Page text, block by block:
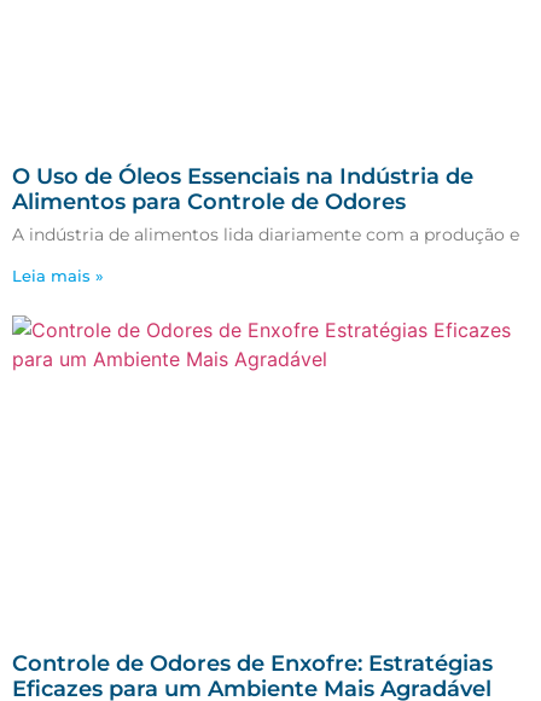
O Uso de Óleos Essenciais na Indústria de
Alimentos para Controle de Odores
A indústria de alimentos lida diariamente com a produção e
Leia mais »
Controle de Odores de Enxofre: Estratégias
Eficazes para um Ambiente Mais Agradável